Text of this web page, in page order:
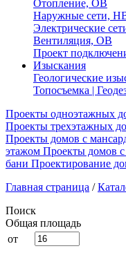
Отопление, ОВ
Наружные сети,
Электрические
Вентиляция, ОВ
Проект
Изыскания
Геологические
Топосъемка |
Проекты одноэтажных
Проекты трехэтажных
Проекты домов с
этажом Проекты домов с
бани Проектирование
Главная страница /
Поиск
Общая площадь
от